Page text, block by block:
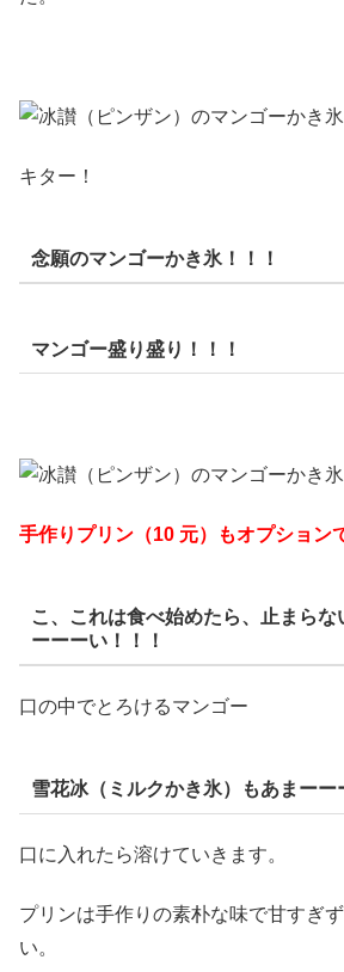
キター！
念願のマンゴーかき氷！！！
マンゴー盛り盛り！！！
手作りプリン（10 元）もオプション
こ、これは食べ始めたら、止まらな
ーーーい！！！
口の中でとろけるマンゴー
雪花冰（ミルクかき氷）もあまーー
口に入れたら溶けていきます。
プリンは手作りの素朴な味で甘すぎ
い。